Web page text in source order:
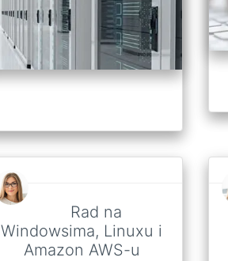
Rad na
Windowsima, Linuxu i
Amazon AWS-u